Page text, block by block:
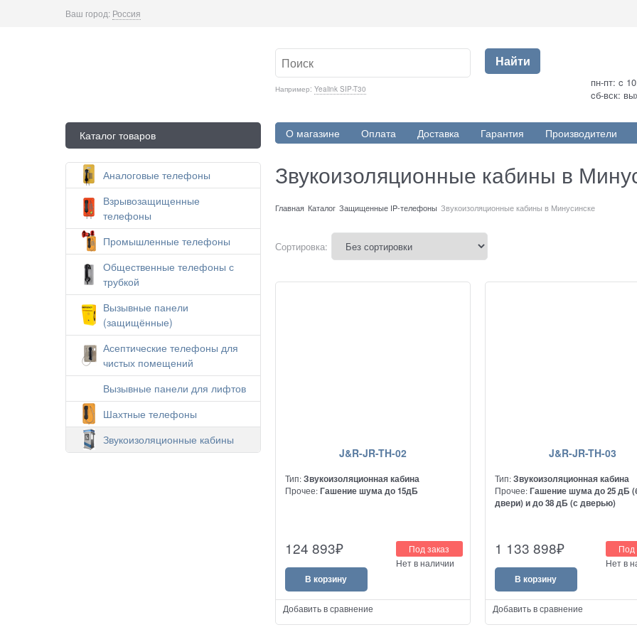
Ваш город: Россия
Например: Yealink SIP-T30
Найти
пн-пт: c
cб-вск:
Каталог товаров О магазине Оплата Доставка Гарантия Производители
Аналоговые телефоны
Взрывозащищенные
телефоны
Промышленные телефоны
Общественные телефоны с
трубкой
Вызывные панели
(защищённые)
Асептические телефоны для
чистых помещений
Вызывные панели для лифтов
Шахтные телефоны
Звукоизоляционные кабины
Звукоизоляционные кабины в
Главная Каталог Защищенные IP-телефоны Звукоизоляционные кабины в Минусинске
Сортировка:
J&R-JR-TH-02
Тип:Звукоизоляционная кабина
Прочее:Гашение шума до 15дБ
124 893₽
Под заказ
Нет в наличии
В корзину
Добавить в сравнение
J&R-JR-TH-03
Тип:Звукоизоляционная кабина
Прочее:Гашение шума до 25 дБ
двери) и до 38 дБ (с дверью)
1 133 898₽
Под
Нет в
В корзину
Добавить в сравнение